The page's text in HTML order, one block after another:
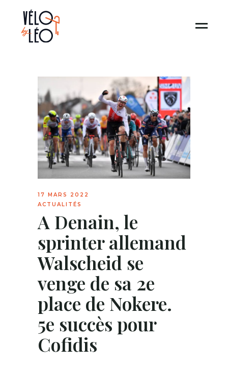
17 MARS 2022
ACTUALITÉS
A Denain, le
sprinter allemand
Walscheid se
venge de sa 2e
place de Nokere.
5e succès pour
Cofidis